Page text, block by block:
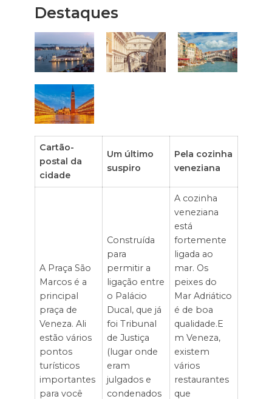
Destaques
Cartão-
postal da
cidade
Um último
suspiro
Pela cozinha
veneziana
A Praça São
Marcos é a
principal
praça de
Veneza. Ali
estão vários
pontos
turísticos
importantes
para você
Construída
para
permitir a
ligação entre
o Palácio
Ducal, que já
foi Tribunal
de Justiça
(lugar onde
eram
julgados e
condenados
A cozinha
veneziana
está
fortemente
ligada ao
mar. Os
peixes do
Mar Adriático
é de boa
qualidade.E
m Veneza,
existem
vários
restaurantes
que